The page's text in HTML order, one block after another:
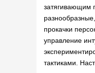
затягивающим
прокачки
управление
тактиками.